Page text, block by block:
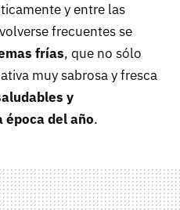
y entre las
frecuentes se
frías, que no sólo
muy sabrosa y fresca
y
época del año.